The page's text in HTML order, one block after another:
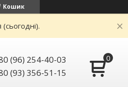
Кошик
(96) 254-40-03
(93) 356-51-15